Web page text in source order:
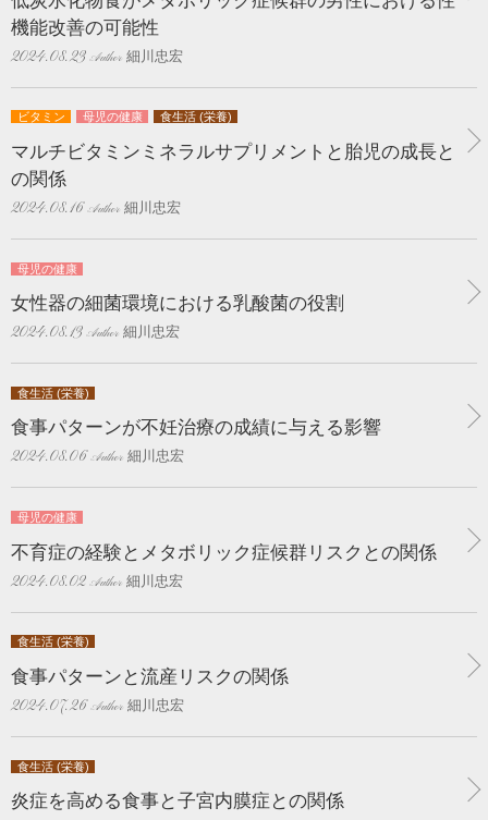
機能改善の可能性
2024.08.23 細川忠宏
ビタミン 母児の健康 食生活 (栄養)
マルチビタミンミネラルサプリメントと胎児の成長と
の関係
2024.08.16 細川忠宏
母児の健康
女性器の細菌環境における乳酸菌の役割
2024.08.13 細川忠宏
食生活 (栄養)
食事パターンが不妊治療の成績に与える影響
2024.08.06 細川忠宏
母児の健康
不育症の経験とメタボリック症候群リスクとの関係
2024.08.02 細川忠宏
食生活 (栄養)
食事パターンと流産リスクの関係
2024.07.26 細川忠宏
食生活 (栄養)
炎症を高める食事と子宮内膜症との関係